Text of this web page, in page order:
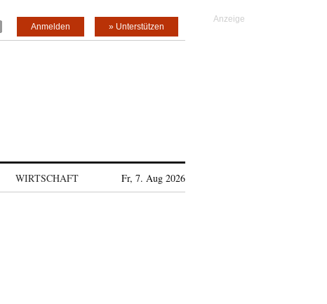
» Unterstützen
Anmelden
WIRTSCHAFT Fr, 7. Aug 2026